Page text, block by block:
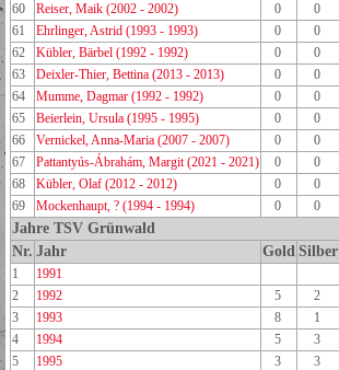
60
Reiser, Maik (2002 - 2002) 0 0
61
Ehrlinger, Astrid (1993 - 1993) 0 0
62
Kübler, Bärbel (1992 - 1992) 0 0
63
Deixler-Thier, Bettina (2013 - 2013) 0 0
64
Mumme, Dagmar (1992 - 1992) 0 0
65
Beierlein, Ursula (1995 - 1995) 0 0
66
Vernickel, Anna-Maria (2007 - 2007) 0 0
67
Pattantyús-Ábrahám, Margit (2021 - 2021) 0 0
68
Kübler, Olaf (2012 - 2012) 0 0
69
Mockenhaupt, ? (1994 - 1994) 0 0
Jahre TSV Grünwald
Nr. Jahr Gold Silber
1 1991
2
1992 5 2
3
1993 8 1
4
1994 5 3
5
1995 3 3